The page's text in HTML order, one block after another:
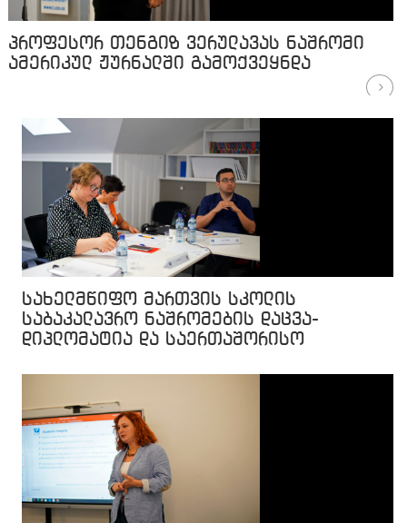
პროფესორ თენგიზ ვერულავას ნაშრომი
ამერიკულ ჟურნალში გამოქვეყნდა
სახელმწიფო მართვის სკოლის
საბაკალავრო ნაშრომების დაცვა-
დიპლომატია და საერთაშორისო